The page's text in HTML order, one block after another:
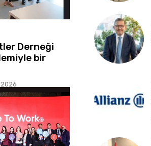
Derneği
bir
2026